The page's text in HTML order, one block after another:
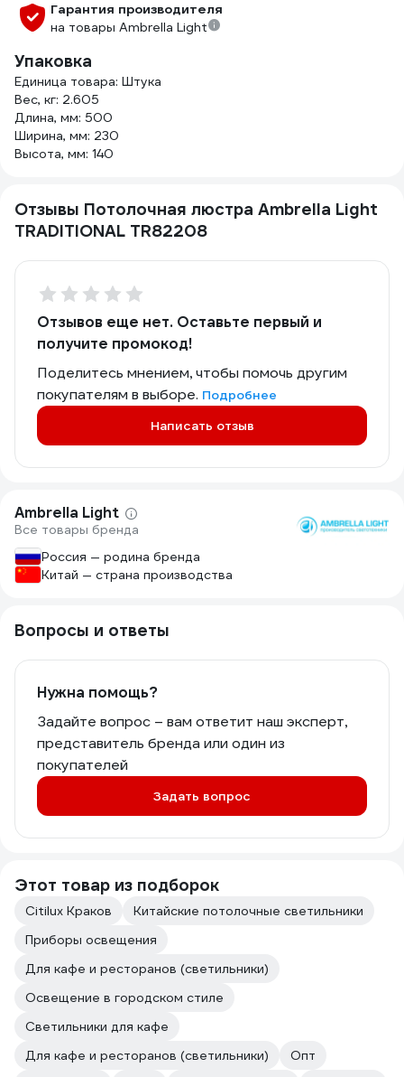
Гарантия производителя
на товары Ambrella Light
Упаковка
Единица товара: Штука
Вес, кг: 2.605
Длина, мм: 500
Ширина, мм: 230
Высота, мм: 140
Отзывы Потолочная люстра Ambrella Light
TRADITIONAL TR82208
Отзывов еще нет. Оставьте первый и
получите промокод!
Поделитесь мнением, чтобы помочь другим
покупателям в выборе. Подробнее
Написать отзыв
Ambrella Light
Все товары бренда
Россия — родина бренда
Китай — страна производства
Вопросы и ответы
Нужна помощь?
Задайте вопрос – вам ответит наш эксперт,
представитель бренда или один из
покупателей
Задать вопрос
Этот товар из подборок
Citilux Краков
Китайские потолочные светильники
Приборы освещения
Для кафе и ресторанов (светильники)
Освещение в городском стиле
Светильники для кафе
Для кафе и ресторанов (светильники)
Опт